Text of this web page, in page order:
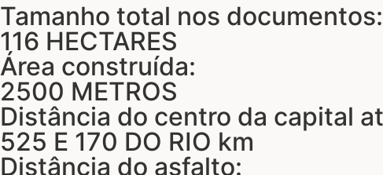
Tamanho total nos documentos:
116 HECTARES
Área construída:
2500 METROS
Distância do centro da capital
525 E 170 DO RIO km
Distância do asfalto: